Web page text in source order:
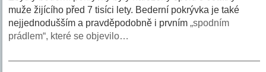
muže žijícího před 7 tisíci lety. Bederní pokrývka je také
nejjednodušším a pravděpodobně i prvním„spodním
prádlem“, které se objevilo…